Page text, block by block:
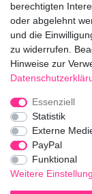
berechtigten
oder abgelehnt
und die
zu widerrufen.
Hinweise zur
Essenziell
Statistik
Externe
PayPal
Funktional
Weitere
Folge uns!